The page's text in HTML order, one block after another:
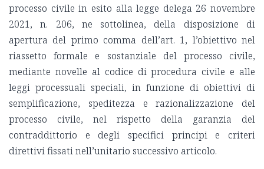
processo civile in esito alla legge delega 26 novembre
2021, n. 206, ne sottolinea, della disposizione di
apertura del primo comma dell’art. 1, l’obiettivo nel
riassetto formale e sostanziale del processo civile,
mediante novelle al codice di procedura civile e alle
leggi processuali speciali, in funzione di obiettivi di
semplificazione, speditezza e razionalizzazione del
processo civile, nel rispetto della garanzia del
contraddittorio e degli specifici principi e criteri
direttivi fissati nell’unitario successivo articolo.